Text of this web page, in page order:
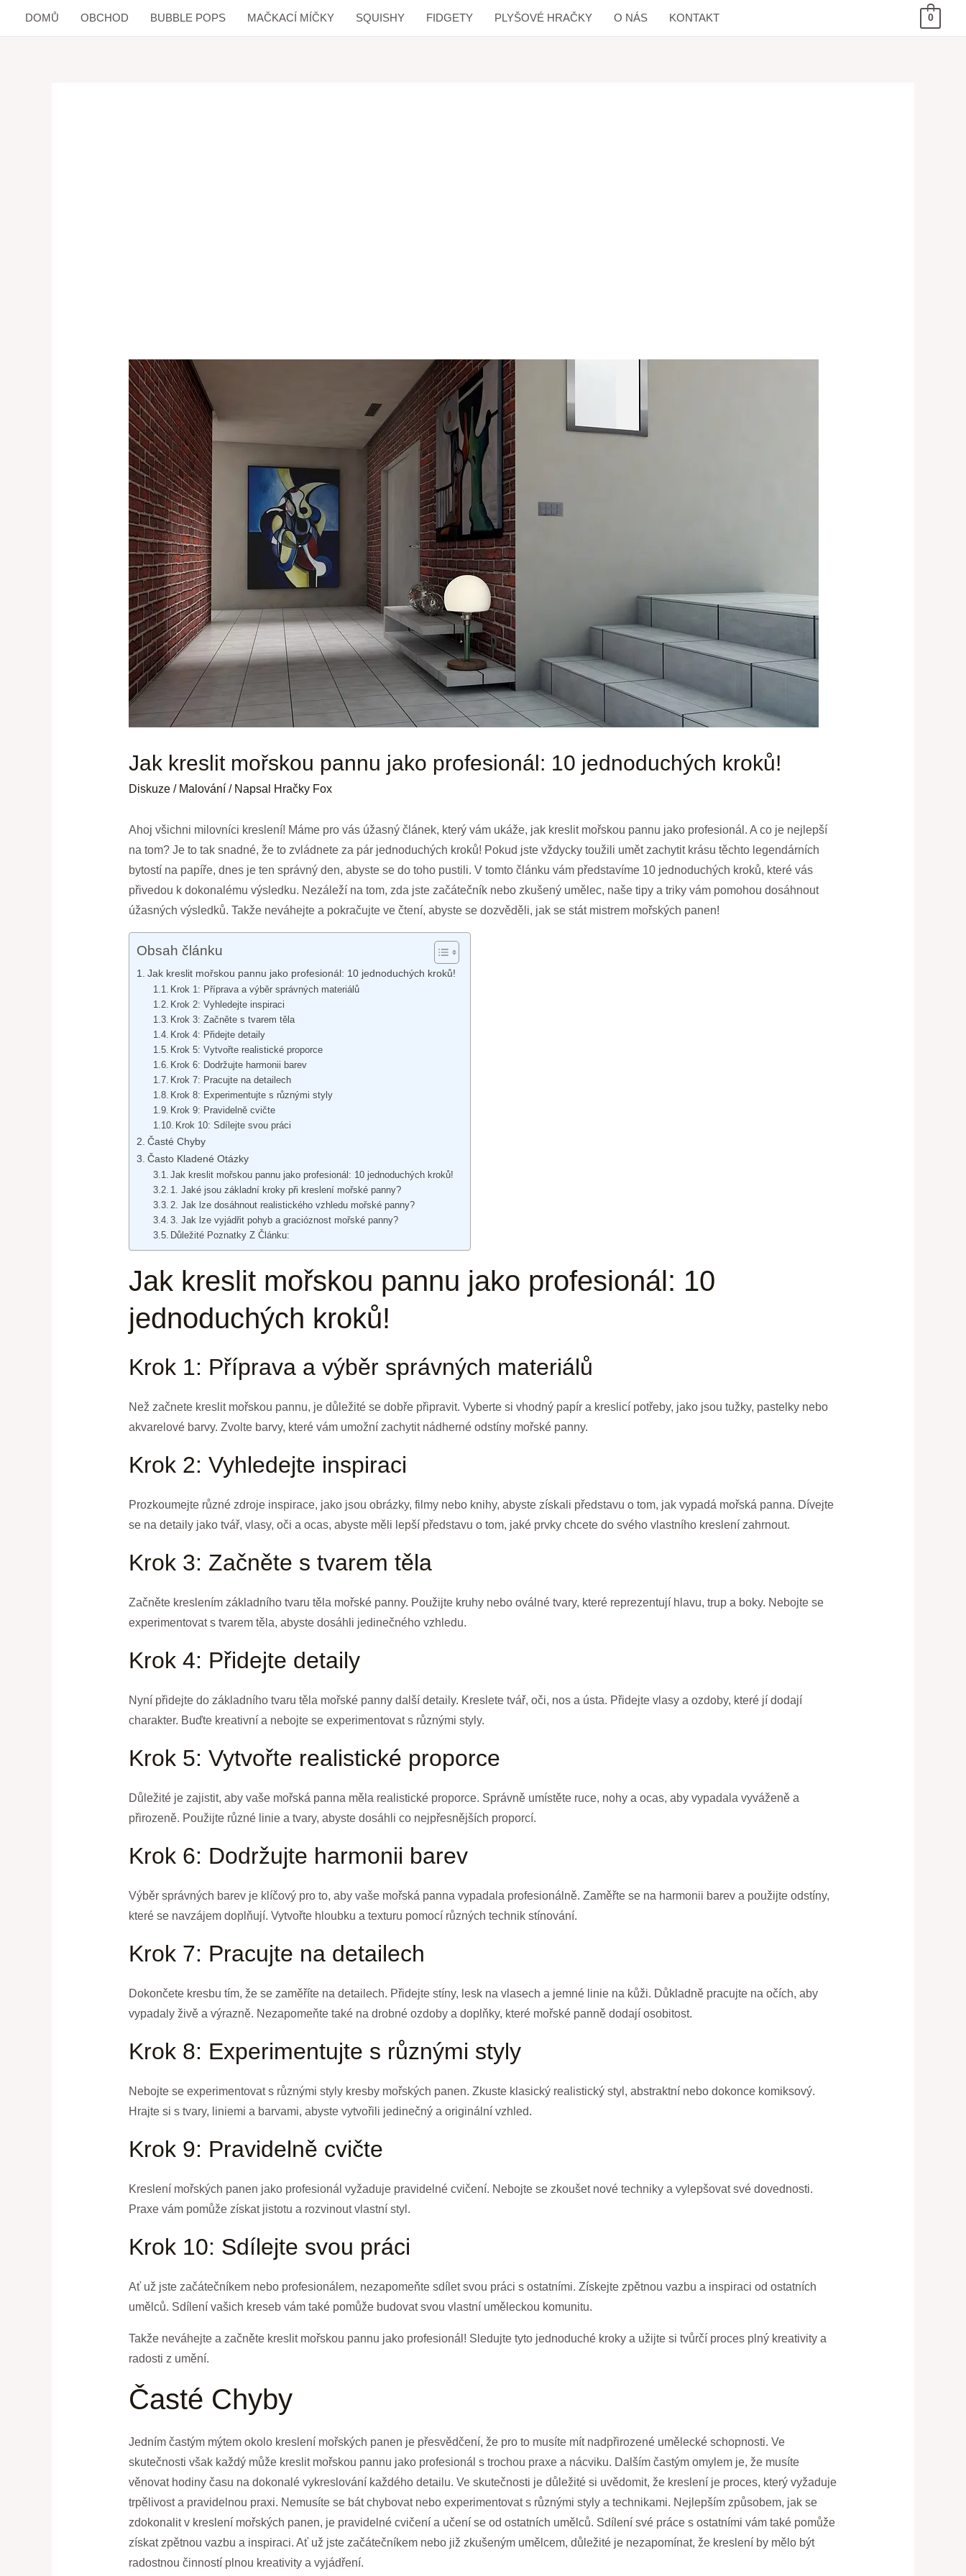
DOMŮ OBCHOD BUBBLE POPS MAČKACÍ MÍČKY SQUISHY FIDGETY PLYŠOVÉ HRAČKY O NÁS KONTAKT 0
Jak kreslit mořskou pannu jako profesionál: 10 jednoduchých kroků!
Diskuze / Malování/ Napsal Hračky Fox
Ahoj všichni milovníci kreslení! Máme pro vás úžasný článek, který vám ukáže, jak kreslit mořskou pannu jako profesionál. A co je nejlepší
na tom? Je to tak snadné, že to zvládnete za pár jednoduchých kroků! Pokud jste vždycky toužili umět zachytit krásu těchto legendárních
bytostí na papíře, dnes je ten správný den, abyste se do toho pustili. V tomto článku vám představíme 10 jednoduchých kroků, které vás
přivedou k dokonalému výsledku. Nezáleží na tom, zda jste začátečník nebo zkušený umělec, naše tipy a triky vám pomohou dosáhnout
úžasných výsledků. Takže neváhejte a pokračujte ve čtení, abyste se dozvěděli, jak se stát mistrem mořských panen!
Obsah článku
Jak kreslit mořskou pannu jako profesionál: 10 jednoduchých kroků!
Krok 1: Příprava a výběr správných materiálů
Krok 2: Vyhledejte inspiraci
Krok 3: Začněte s tvarem těla
Krok 4: Přidejte detaily
Krok 5: Vytvořte realistické proporce
Krok 6: Dodržujte harmonii barev
Krok 7: Pracujte na detailech
Krok 8: Experimentujte s různými styly
Krok 9: Pravidelně cvičte
Krok 10: Sdílejte svou práci
Časté Chyby
Často Kladené Otázky
Jak kreslit mořskou pannu jako profesionál: 10 jednoduchých kroků!
1. Jaké jsou základní kroky při kreslení mořské panny?
2. Jak lze dosáhnout realistického vzhledu mořské panny?
3. Jak lze vyjádřit pohyb a gracióznost mořské panny?
Důležité Poznatky Z Článku:
Jak kreslit mořskou pannu jako profesionál: 10
jednoduchých kroků!
Krok 1: Příprava a výběr správných materiálů
Než začnete kreslit mořskou pannu, je důležité se dobře připravit. Vyberte si vhodný papír a kreslicí potřeby, jako jsou tužky, pastelky nebo
akvarelové barvy. Zvolte barvy, které vám umožní zachytit nádherné odstíny mořské panny.
Krok 2: Vyhledejte inspiraci
Prozkoumejte různé zdroje inspirace, jako jsou obrázky, filmy nebo knihy, abyste získali představu o tom, jak vypadá mořská panna. Dívejte
se na detaily jako tvář, vlasy, oči a ocas, abyste měli lepší představu o tom, jaké prvky chcete do svého vlastního kreslení zahrnout.
Krok 3: Začněte s tvarem těla
Začněte kreslením základního tvaru těla mořské panny. Použijte kruhy nebo oválné tvary, které reprezentují hlavu, trup a boky. Nebojte se
experimentovat s tvarem těla, abyste dosáhli jedinečného vzhledu.
Krok 4: Přidejte detaily
Nyní přidejte do základního tvaru těla mořské panny další detaily. Kreslete tvář, oči, nos a ústa. Přidejte vlasy a ozdoby, které jí dodají
charakter. Buďte kreativní a nebojte se experimentovat s různými styly.
Krok 5: Vytvořte realistické proporce
Důležité je zajistit, aby vaše mořská panna měla realistické proporce. Správně umístěte ruce, nohy a ocas, aby vypadala vyváženě a
přirozeně. Použijte různé linie a tvary, abyste dosáhli co nejpřesnějších proporcí.
Krok 6: Dodržujte harmonii barev
Výběr správných barev je klíčový pro to, aby vaše mořská panna vypadala profesionálně. Zaměřte se na harmonii barev a použijte odstíny,
které se navzájem doplňují. Vytvořte hloubku a texturu pomocí různých technik stínování.
Krok 7: Pracujte na detailech
Dokončete kresbu tím, že se zaměříte na detailech. Přidejte stíny, lesk na vlasech a jemné linie na kůži. Důkladně pracujte na očích, aby
vypadaly živě a výrazně. Nezapomeňte také na drobné ozdoby a doplňky, které mořské panně dodají osobitost.
Krok 8: Experimentujte s různými styly
Nebojte se experimentovat s různými styly kresby mořských panen. Zkuste klasický realistický styl, abstraktní nebo dokonce komiksový.
Hrajte si s tvary, liniemi a barvami, abyste vytvořili jedinečný a originální vzhled.
Krok 9: Pravidelně cvičte
Kreslení mořských panen jako profesionál vyžaduje pravidelné cvičení. Nebojte se zkoušet nové techniky a vylepšovat své dovednosti.
Praxe vám pomůže získat jistotu a rozvinout vlastní styl.
Krok 10: Sdílejte svou práci
Ať už jste začátečníkem nebo profesionálem, nezapomeňte sdílet svou práci s ostatními. Získejte zpětnou vazbu a inspiraci od ostatních
umělců. Sdílení vašich kreseb vám také pomůže budovat svou vlastní uměleckou komunitu.
Takže neváhejte a začněte kreslit mořskou pannu jako profesionál! Sledujte tyto jednoduché kroky a užijte si tvůrčí proces plný kreativity a
radosti z umění.
Časté Chyby
Jedním častým mýtem okolo kreslení mořských panen je přesvědčení, že pro to musíte mít nadpřirozené umělecké schopnosti. Ve
skutečnosti však každý může kreslit mořskou pannu jako profesionál s trochou praxe a nácviku. Dalším častým omylem je, že musíte
věnovat hodiny času na dokonalé vykreslování každého detailu. Ve skutečnosti je důležité si uvědomit, že kreslení je proces, který vyžaduje
trpělivost a pravidelnou praxi. Nemusíte se bát chybovat nebo experimentovat s různými styly a technikami. Nejlepším způsobem, jak se
zdokonalit v kreslení mořských panen, je pravidelné cvičení a učení se od ostatních umělců. Sdílení své práce s ostatními vám také pomůže
získat zpětnou vazbu a inspiraci. Ať už jste začátečníkem nebo již zkušeným umělcem, důležité je nezapomínat, že kreslení by mělo být
radostnou činností plnou kreativity a vyjádření.